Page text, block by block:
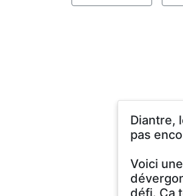
Diantre,
pas
Voici
défi. Ça